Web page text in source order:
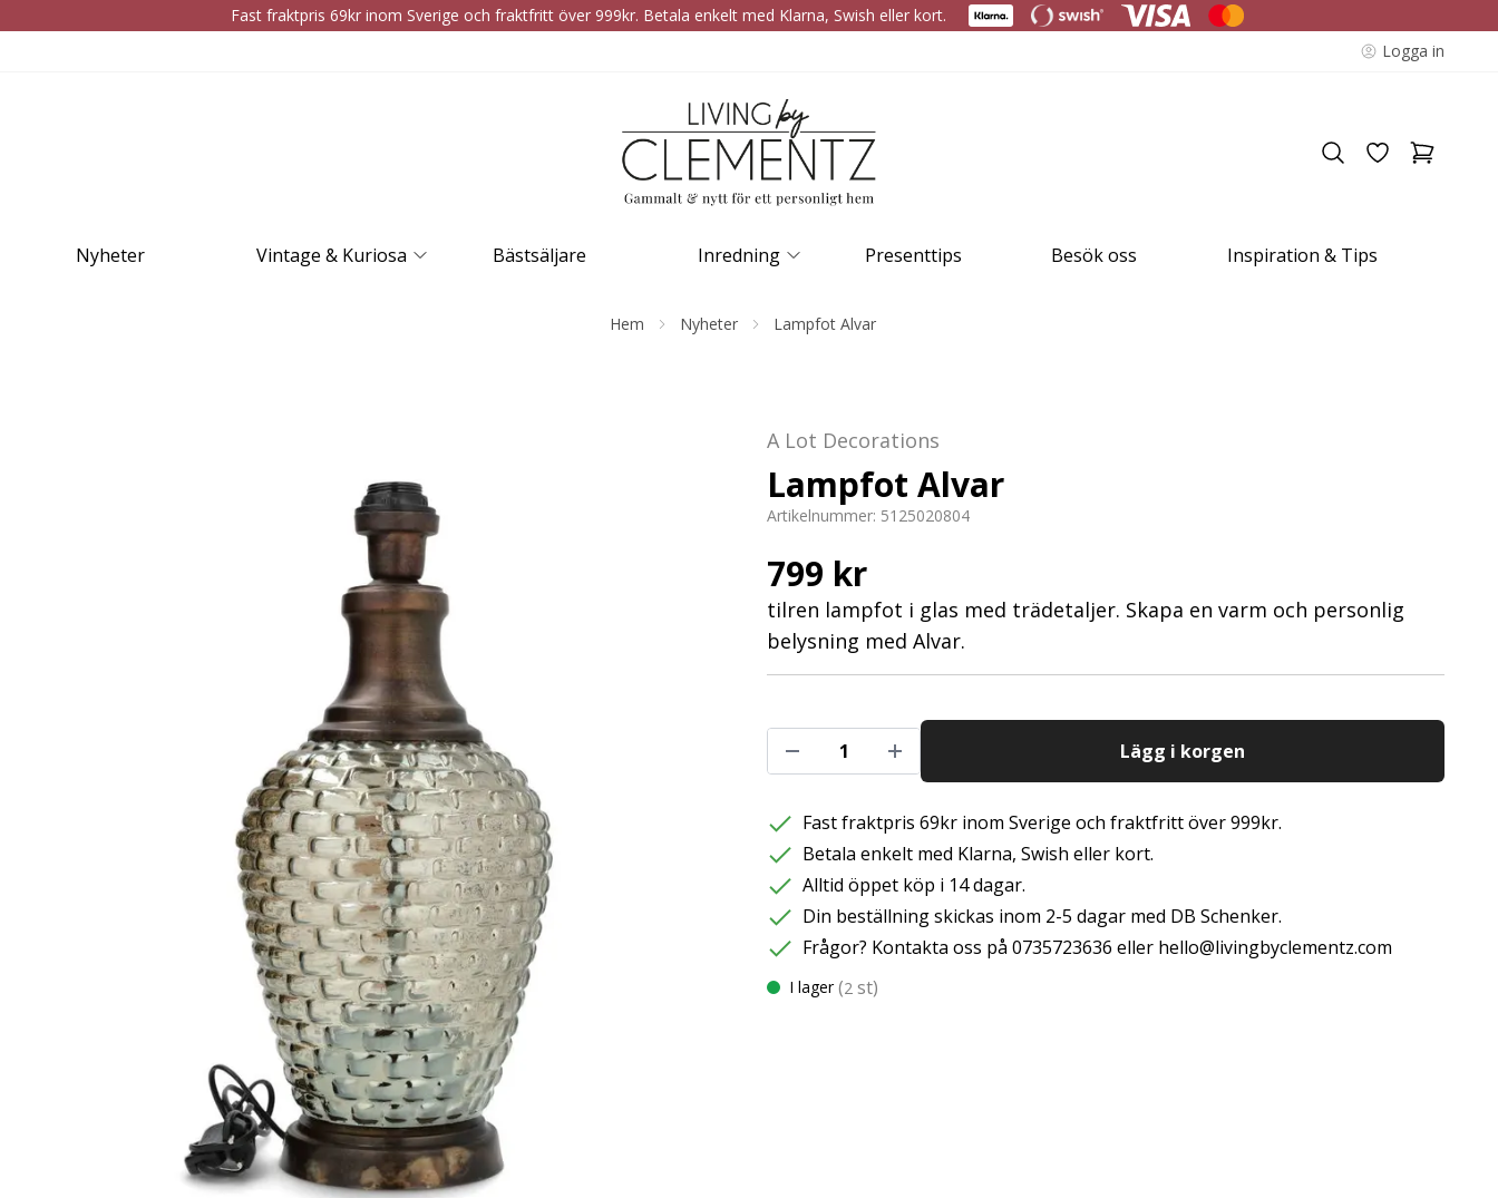
Fast fraktpris 69kr inom Sverige och fraktfritt över 999kr. Betala enkelt med Klarna, Swish eller kort.
Logga in
Nyheter Vintage & Kuriosa Bästsäljare Inredning Presenttips Besök oss Inspiration & Tips
Hem Nyheter Lampfot Alvar
A Lot Decorations
Lampfot Alvar
Artikelnummer: 5125020804
799 kr
tilren lampfot i glas med trädetaljer. Skapa en varm och personlig
belysning med Alvar.
Lägg i korgen
Fast fraktpris 69kr inom Sverige och fraktfritt över 999kr.
Betala enkelt med Klarna, Swish eller kort.
Alltid öppet köp i 14 dagar.
Din beställning skickas inom 2-5 dagar med DB Schenker.
Frågor? Kontakta oss på 0735723636 eller hello@livingbyclementz.com
I lager (2 st)